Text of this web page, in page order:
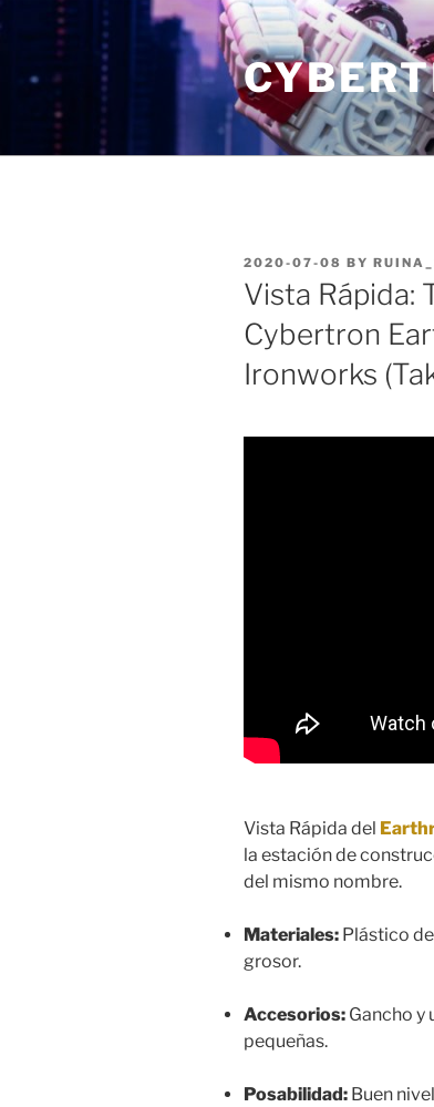
POSTED
ON
2020-07-08 BY
Vista Rápida:
Cybertron
Ironworks
Vista Rápida del
la estación de
del mismo nombre.
Materiales: Plástico
grosor.
Accesorios: Gancho y
pequeñas.
Posabilidad: Buen